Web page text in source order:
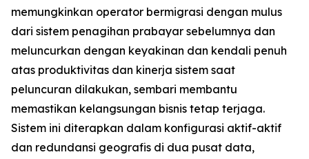
memungkinkan operator bermigrasi dengan mulus
dari sistem penagihan prabayar sebelumnya dan
meluncurkan dengan keyakinan dan kendali penuh
atas produktivitas dan kinerja sistem saat
peluncuran dilakukan, sembari membantu
memastikan kelangsungan bisnis tetap terjaga.
Sistem ini diterapkan dalam konfigurasi aktif-aktif
dan redundansi geografis di dua pusat data,